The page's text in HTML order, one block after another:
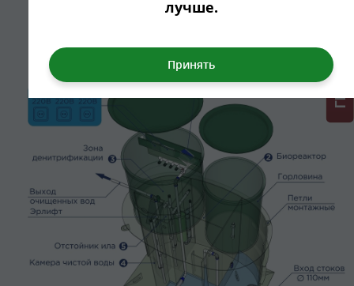
посредством эрлифта возвращается в первую камеру.
лучше.